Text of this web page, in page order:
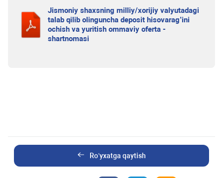
Jismoniy shaxsning milliy/xorijiy valyutadagi
talab qilib olinguncha deposit hisovarag’ini
ochish va yuritish ommaviy oferta -
shartnomasi
Ro’yxatga qaytish